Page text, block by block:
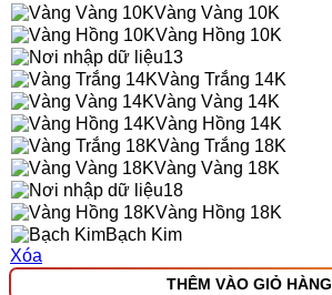
Vàng Vàng 10K
Vàng Hồng 10K
13
Vàng Trắng 14K
Vàng Vàng 14K
Vàng Hồng 14K
Vàng Trắng 18K
Vàng Vàng 18K
18
Vàng Hồng 18K
Bạch Kim
Xóa
THÊM VÀO GIỎ HÀNG